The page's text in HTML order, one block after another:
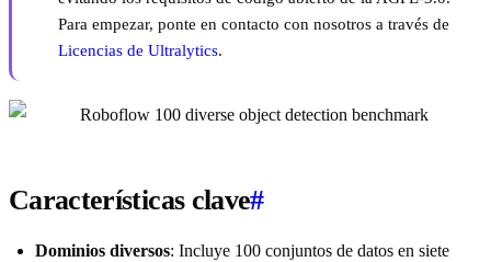
Para empezar, ponte en contacto con nosotros a través de
Licencias de Ultralytics.
Características clave#
Dominios diversos: Incluye 100 conjuntos de datos en siete